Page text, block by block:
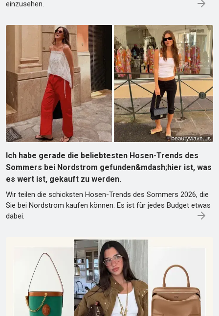
einzusehen.
Ich habe gerade die beliebtesten Hosen-Trends des
Sommers bei Nordstrom gefunden&mdash;hier ist, was
es wert ist, gekauft zu werden.
Wir teilen die schicksten Hosen-Trends des Sommers 2026, die
Sie bei Nordstrom kaufen können. Es ist für jedes Budget etwas
dabei.